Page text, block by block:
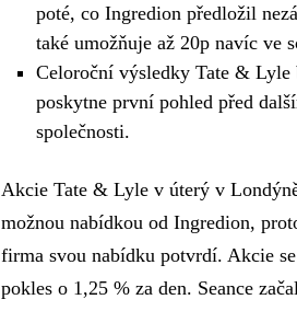
poté, co Ingredion předložil
také umožňuje až 20p navíc ve
Celoroční výsledky Tate & Lyle
poskytne první pohled před
společnosti.
Akcie Tate & Lyle v úterý v
možnou nabídkou od Ingredion,
firma svou nabídku potvrdí. Akcie
pokles o 1,25 % za den. Seance